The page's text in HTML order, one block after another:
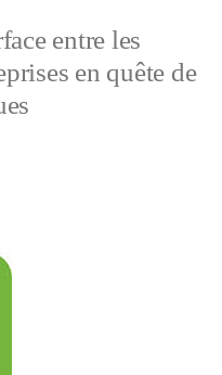
entre les
en quête de